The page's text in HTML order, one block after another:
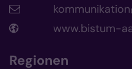
www.bistum-
Regionen